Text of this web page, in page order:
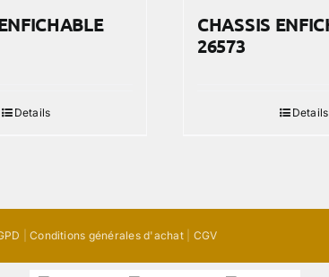
Details
CHASSIS
26573
Details
|Conditions générales d'achat| CGV